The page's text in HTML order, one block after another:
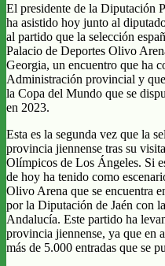
El presidente de la Diputación
ha asistido hoy junto al
al partido que la selección
Palacio de Deportes Olivo
Georgia, un encuentro que ha
Administración provincial y
la Copa del Mundo que se
en 2023.
Esta es la segunda vez que la
provincia jiennense tras su
Olímpicos de Los Ángeles. Si
de hoy ha tenido como
Olivo Arena que se encuentra
por la Diputación de Jaén con
Andalucía. Este partido ha
provincia jiennense, ya que en
más de 5.000 entradas que se